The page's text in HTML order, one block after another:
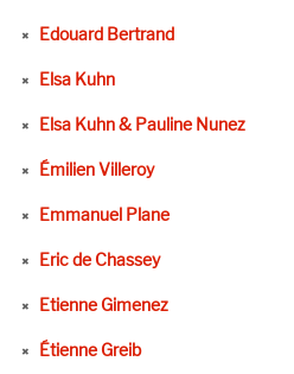
Edouard Bertrand
Elsa Kuhn
Elsa Kuhn & Pauline Nunez
Émilien Villeroy
Emmanuel Plane
Eric de Chassey
Etienne Gimenez
Étienne Greib